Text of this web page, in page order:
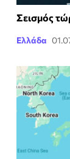
Σεισμός
Ελλάδα